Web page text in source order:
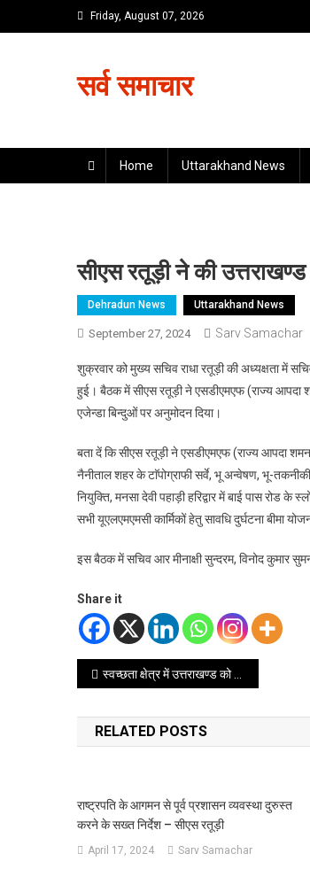
to
Friday, August 07, 2026
सर्व समाचार
Home Uttarakhand News
सीएस रतूड़ी ने की
Dehradun News Uttarakhand News
September 27, 2024 Sarv Samachar
शुक्रवार को मुख्य सचिव राधा रतूड़ी की अध्यक्षता में
हुई। बैठक में सीएस रतूड़ी ने एसडीएमएफ (राज्य आपदा
एजेन्डा बिन्दुओं पर अनुमोदन दिया।
बता दें कि सीएस रतूड़ी ने एसडीएमएफ (राज्य आपदा शमन
नैनीताल शहर के टाॅपोग्राफी सर्वे, भू अन्वेषण, भू-
नियुक्ति, मनसा देवी पहाड़ी हरिद्वार में बाई पास
सभी यूएलएमएमसी कार्मिकों हेतु सावधि दुर्घटना बीमा
इस बैठक में सचिव आर मीनाक्षी सुन्दरम, विनोद कुमार
Share it
Post
navigation
स्वच्छता क्षेत्र में उत्तराखण्ड को आदर्श राज्य बनने की दिशा में अग्रसर – सीएम धामी
RELATED POSTS
राष्ट्रपति के आगमन से पूर्व प्रशासन व्यवस्था दुरुस्त
करने के सख्त निर्देश – सीएस रतूड़ी
April 17, 2024 Sarv Samachar